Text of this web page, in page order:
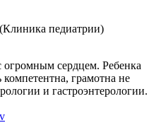
педиатрии)
сердцем. Ребенка
грамотна не
и гастроэнтерологии.